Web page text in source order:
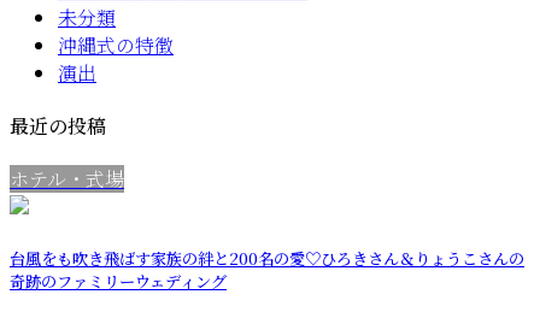
未分類
沖縄式の特徴
演出
最近の投稿
ホテル・式場
台風をも吹き飛ばす家族の絆と200名の愛♡ひろきさん＆りょうこさんの
奇跡のファミリーウェディング